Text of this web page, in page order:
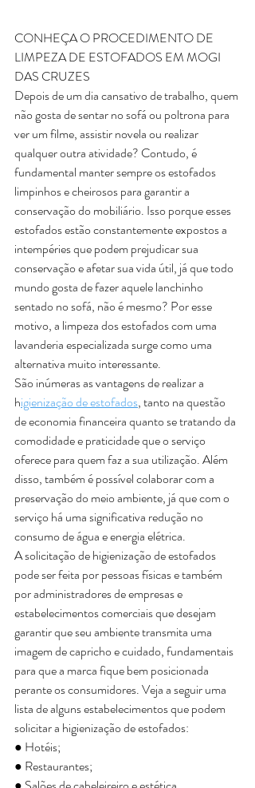
CONHEÇA O PROCEDIMENTO DE
LIMPEZA DE ESTOFADOS EM MOGI
DAS CRUZES
Depois de um dia cansativo de trabalho, quem
não gosta de sentar no sofá ou poltrona para
ver um filme, assistir novela ou realizar
qualquer outra atividade? Contudo, é
fundamental manter sempre os estofados
limpinhos e cheirosos para garantir a
conservação do mobiliário. Isso porque esses
estofados estão constantemente expostos a
intempéries que podem prejudicar sua
conservação e afetar sua vida útil, já que todo
mundo gosta de fazer aquele lanchinho
sentado no sofá, não é mesmo? Por esse
motivo, a limpeza dos estofados com uma
lavanderia especializada surge como uma
alternativa muito interessante.
São inúmeras as vantagens de realizar a
higienização de estofados, tanto na questão
de economia financeira quanto se tratando da
comodidade e praticidade que o serviço
oferece para quem faz a sua utilização. Além
disso, também é possível colaborar com a
preservação do meio ambiente, já que com o
serviço há uma significativa redução no
consumo de água e energia elétrica.
A solicitação de higienização de estofados
pode ser feita por pessoas físicas e também
por administradores de empresas e
estabelecimentos comerciais que desejam
garantir que seu ambiente transmita uma
imagem de capricho e cuidado, fundamentais
para que a marca fique bem posicionada
perante os consumidores. Veja a seguir uma
lista de alguns estabelecimentos que podem
solicitar a higienização de estofados:
● Hotéis;
● Restaurantes;